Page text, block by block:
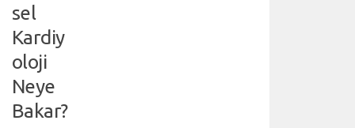
sel
Kardiy
oloji
Neye
Bakar?